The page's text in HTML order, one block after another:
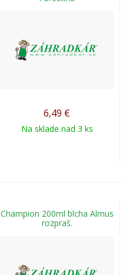
6,49 €
Na sklade nad 3 ks
Champion 200ml blcha Almus
rozpraš.